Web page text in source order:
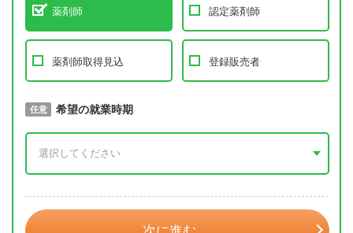
薬剤師 認定薬剤師
薬剤師取得見込 登録販売者
必須 取得予定年
任意 希望の就業時期